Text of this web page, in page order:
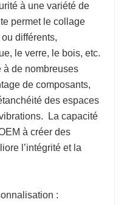
à une variété de
permet le collage
différents,
le verre, le bois, etc.
à de nombreuses
de composants,
des espaces
La capacité
à créer des
l’intégrité et la
: